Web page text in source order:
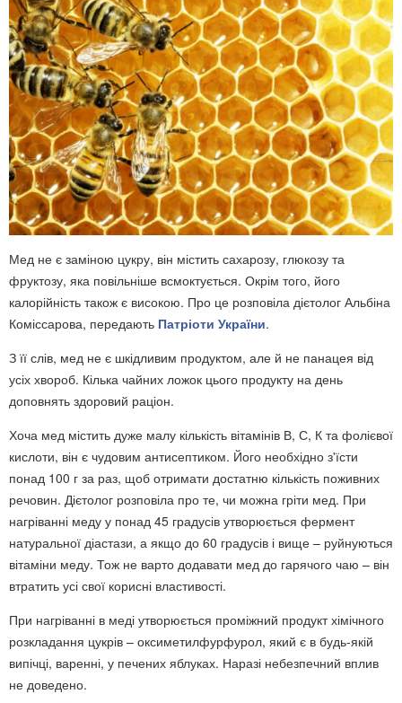
Мед не є заміною цукру, він містить сахарозу, глюкозу та
фруктозу, яка повільніше всмоктується. Окрім того, його
калорійність також є високою. Про це розповіла дієтолог Альбіна
Коміссарова, передають Патріоти України.
З її слів, мед не є шкідливим продуктом, але й не панацея від
усіх хвороб. Кілька чайних ложок цього продукту на день
доповнять здоровий раціон.
Хоча мед містить дуже малу кількість вітамінів В, С, К та фолієвої
кислоти, він є чудовим антисептиком. Його необхідно з'їсти
понад 100 г за раз, щоб отримати достатню кількість поживних
речовин. Дієтолог розповіла про те, чи можна гріти мед. При
нагріванні меду у понад 45 градусів утворюється фермент
натуральної діастази, а якщо до 60 градусів і вище – руйнуються
вітаміни меду. Тож не варто додавати мед до гарячого чаю – він
втратить усі свої корисні властивості.
При нагріванні в меді утворюється проміжний продукт хімічного
розкладання цукрів – оксиметилфурфурол, який є в будь-якій
випічці, варенні, у печених яблуках. Наразі небезпечний вплив
не доведено.